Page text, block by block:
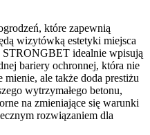
które zapewnią
wizytówką estetyki miejsca
STRONGBET idealnie wpisują
bariery ochronnej, która nie
ale także doda prestiżu
wytrzymałego betonu,
na zmieniające się warunki
rozwiązaniem dla